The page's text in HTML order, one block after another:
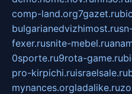
comp-land.org7gazet.ru
bulgarianedvizhimost.ru
fexer.rusnite-mebel.ru
0sporte.ru9rota-game.ru
pro-kirpichi.ruisraelsale.ru
mynances.orgladalike.ru